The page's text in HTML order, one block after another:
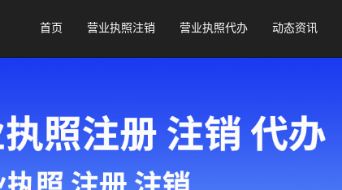
首页 营业执照注销 营业执照代办 动态资讯